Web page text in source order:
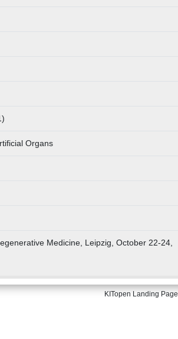
Organs
Medicine, Leipzig, October 22-24,
KITopen Landing Page